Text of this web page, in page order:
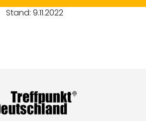
Stand: 9.11.2022